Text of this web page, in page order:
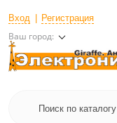
Вход Регистрация
Ваш город: